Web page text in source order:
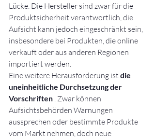
Lücke. Die Hersteller sind zwar für die
Produktsicherheit verantwortlich, die
Aufsicht kann jedoch eingeschränkt sein,
insbesondere bei Produkten, die online
verkauft oder aus anderen Regionen
importiert werden.
Eine weitere Herausforderung ist die
uneinheitliche Durchsetzung der
Vorschriften . Zwar können
Aufsichtsbehörden Warnungen
aussprechen oder bestimmte Produkte
vom Markt nehmen, doch neue